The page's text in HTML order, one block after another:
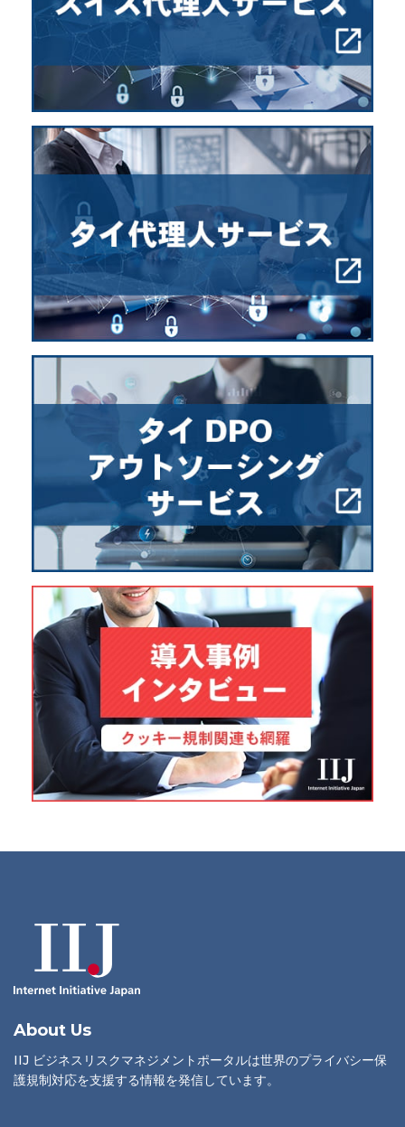
About Us
IIJ ビジネスリスクマネジメントポータルは世界のプライバシー保
護規制対応を支援する情報を発信しています。